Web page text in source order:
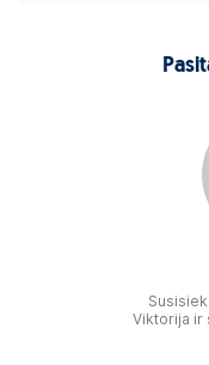
Viktorija ir